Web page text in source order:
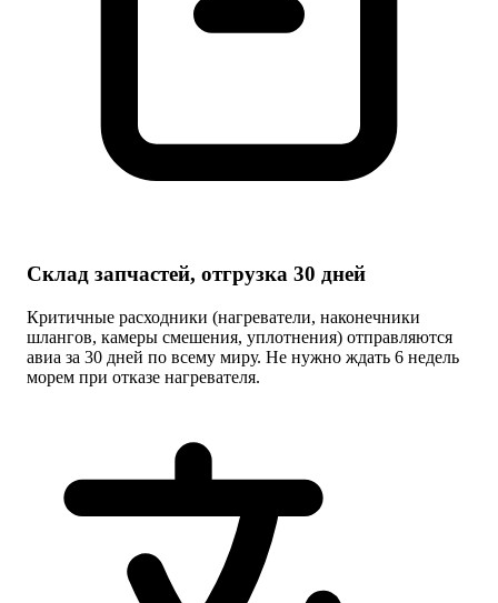
Склад запчастей, отгрузка 30 дней
Критичные расходники (нагреватели, наконечники
шлангов, камеры смешения, уплотнения) отправляются
авиа за 30 дней по всему миру. Не нужно ждать 6 недель
морем при отказе нагревателя.